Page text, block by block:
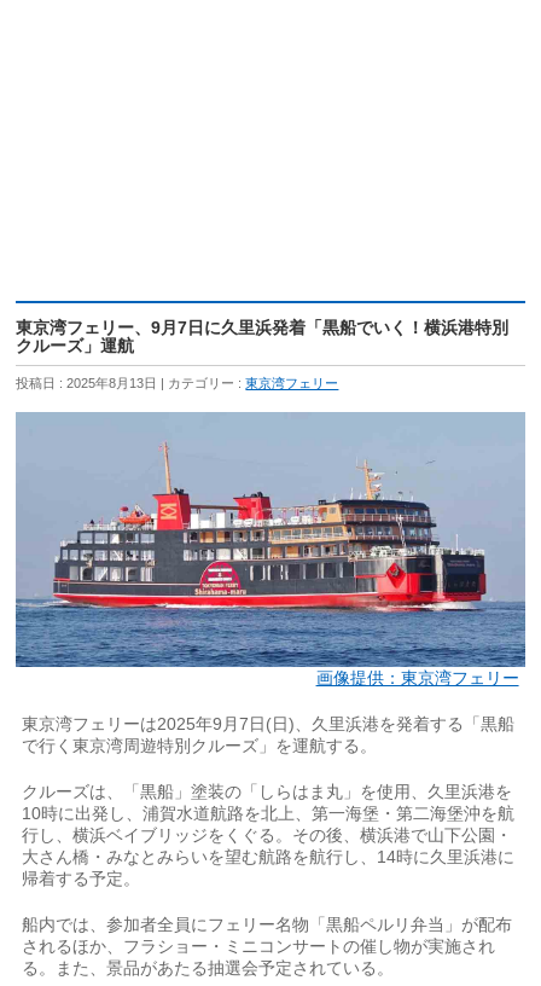
東京湾フェリー、9月7日に久里浜発着「黒船でいく！横浜港特別
クルーズ」運航
投稿日 : 2025年8月13日 カテゴリー :東京湾フェリー
画像提供：東京湾フェリー
東京湾フェリーは2025年9月7日(日)、久里浜港を発着する「黒船
で行く東京湾周遊特別クルーズ」を運航する。
クルーズは、「黒船」塗装の「しらはま丸」を使用、久里浜港を
10時に出発し、浦賀水道航路を北上、第一海堡・第二海堡沖を航
行し、横浜ベイブリッジをくぐる。その後、横浜港で山下公園・
大さん橋・みなとみらいを望む航路を航行し、14時に久里浜港に
帰着する予定。
船内では、参加者全員にフェリー名物「黒船ペルリ弁当」が配布
されるほか、フラショー・ミニコンサートの催し物が実施され
る。また、景品があたる抽選会予定されている。